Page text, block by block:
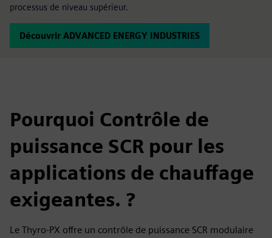
processus de niveau supérieur.
Découvrir ADVANCED ENERGY INDUSTRIES
Pourquoi Contrôle de
puissance SCR pour les
applications de chauffage
exigeantes. ?
Le Thyro‑PX offre un contrôle de puissance SCR modulaire